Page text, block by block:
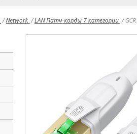
/Network /LAN Патч-корды 7 категории /